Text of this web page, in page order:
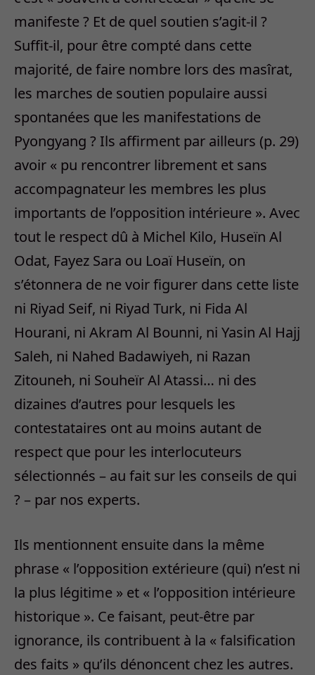
manifeste ? Et de quel soutien s’agit-il ?
Suffit-il, pour être compté dans cette
majorité, de faire nombre lors des masîrat,
les marches de soutien populaire aussi
spontanées que les manifestations de
Pyongyang ? Ils affirment par ailleurs (p. 29)
avoir « pu rencontrer librement et sans
accompagnateur les membres les plus
importants de l’opposition intérieure ». Avec
tout le respect dû à Michel Kilo, Huseïn Al
Odat, Fayez Sara ou Loaï Huseïn, on
s’étonnera de ne voir figurer dans cette liste
ni Riyad Seif, ni Riyad Turk, ni Fida Al
Hourani, ni Akram Al Bounni, ni Yasin Al Hajj
Saleh, ni Nahed Badawiyeh, ni Razan
Zitouneh, ni Souheïr Al Atassi… ni des
dizaines d’autres pour lesquels les
contestataires ont au moins autant de
respect que pour les interlocuteurs
sélectionnés – au fait sur les conseils de qui
? – par nos experts.
Ils mentionnent ensuite dans la même
phrase « l’opposition extérieure (qui) n’est ni
la plus légitime » et « l’opposition intérieure
historique ». Ce faisant, peut-être par
ignorance, ils contribuent à la « falsification
des faits » qu’ils dénoncent chez les autres.